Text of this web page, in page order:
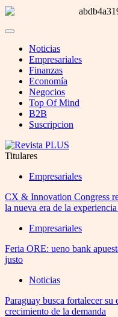
Noticias
Empresariales
Finanzas
Economía
Negocios
Top Of Mind
B2B
Suscripcion
Titulares
Empresariales
CX & Innovation Congress
la nueva era de la
Empresariales
Feria ORE: ueno bank
justo
Noticias
Paraguay busca fortalecer su
crecimiento de la demanda